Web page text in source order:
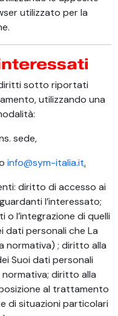
utilizzato per la
sotto riportati
utilizzando una
sede,
info@sym-italia.it.
diritto di accesso ai
l’interessato;
l’integrazione di quelli
dati personali che La
normativa) ; diritto alla
Suoi dati personali
diritto alla
al trattamento
di situazioni particolari